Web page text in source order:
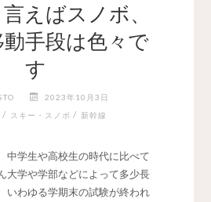
えばスノボ、
手段は色々で
す
2023年10月3日
/ スキー・スノボ / 新幹線
中学生や高校生の時代に比べて
大学や学部などによって多少長
いわゆる学期末の試験が終われ